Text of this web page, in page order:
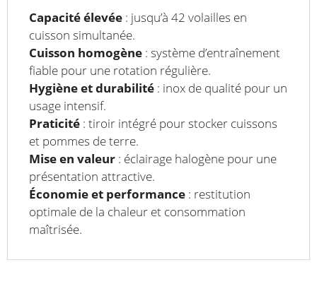
Capacité élevée : jusqu’à 42 volailles en
cuisson simultanée.
Cuisson homogène : système d’entraînement
fiable pour une rotation régulière.
Hygiène et durabilité : inox de qualité pour un
usage intensif.
Praticité : tiroir intégré pour stocker cuissons
et pommes de terre.
Mise en valeur : éclairage halogène pour une
présentation attractive.
Économie et performance : restitution
optimale de la chaleur et consommation
maîtrisée.